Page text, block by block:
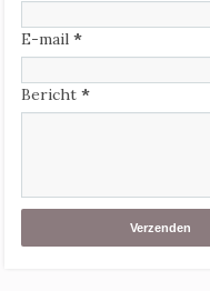
E-mail*
Bericht*